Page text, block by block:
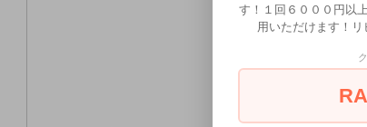
す！１回６０００円以
用いただけます！リ